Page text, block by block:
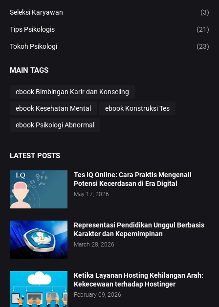
Seleksi Karyawan (3)
Tips Psikologis (21)
Tokoh Psikologi (23)
MAIN TAGS
ebook Bimbingan Karir dan Konseling
ebook Kesehatan Mental ebook Konstruksi Tes
ebook Psikologi Abnormal
LATEST POSTS
Tes IQ Online: Cara Praktis Mengenali
Potensi Kecerdasan di Era Digital
May 17, 2026
Representasi Pendidikan Unggul Berbasis
Karakter dan Kepemimpinan
March 28, 2026
Ketika Layanan Hosting Kehilangan Arah:
Kekecewaan terhadap Hostinger
February 09, 2026